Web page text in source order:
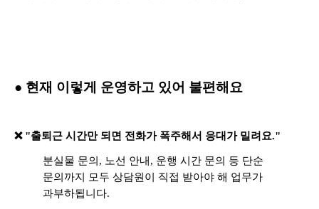
● 현재 이렇게 운영하고 있어 불편해요
❌ "출퇴근 시간만 되면 전화가 폭주해서 응대가 밀려요."
분실물 문의, 노선 안내, 운행 시간 문의 등 단순
문의까지 모두 상담원이 직접 받아야 해 업무가
과부하됩니다.